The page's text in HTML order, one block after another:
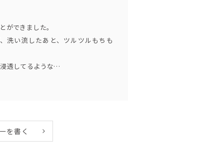
ができました。
洗い流したあと、ツルツルもちも
透してるような…
を書く